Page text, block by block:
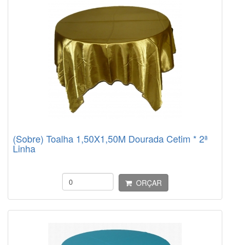
(Sobre) Toalha 1,50X1,50M Dourada Cetim * 2ª
Linha
ORÇAR